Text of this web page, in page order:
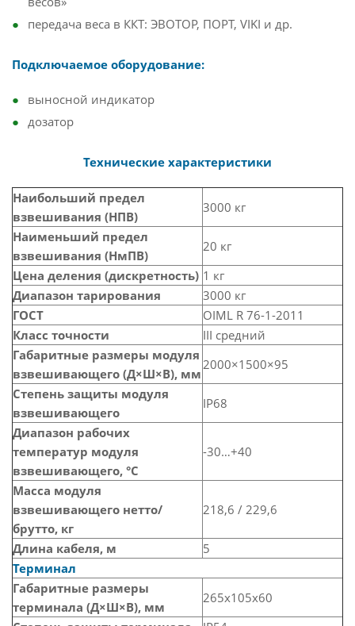
передача веса в ККТ: ЭВОТОР, ПОРТ, VIKI и др.
Подключаемое оборудование:
выносной индикатор
дозатор
Технические характеристики
Наибольший предел
взвешивания (НПВ)
3000 кг
Наименьший предел
взвешивания (НмПВ)
20 кг
Цена деления (дискретность) 1 кг
Диапазон тарирования
3000 кг
ГОСТ
OIML R 76-1-2011
Класс точности
III средний
Габаритные размеры модуля
взвешивающего (Д×Ш×В), мм
2000×1500×95
Степень защиты модуля
взвешивающего
IP68
Диапазон рабочих
температур модуля
взвешивающего, °С
-30…+40
Масса модуля
взвешивающего нетто/
брутто, кг
218,6 / 229,6
Длина кабеля, м
5
Терминал
Габаритные размеры
терминала (Д×Ш×В), мм
265x105x60